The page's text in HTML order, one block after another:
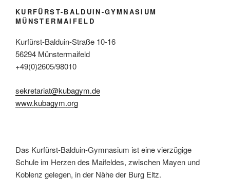
KURFÜRST-BALDUIN-GYMNASIUM
MÜNSTERMAIFELD
Kurfürst-Balduin-Straße 10-16
56294 Münstermaifeld
+49(0)2605/98010
sekretariat@kubagym.de
www.kubagym.org
Das Kurfürst-Balduin-Gymnasium ist eine vierzügige
Schule im Herzen des Maifeldes, zwischen Mayen und
Koblenz gelegen, in der Nähe der Burg Eltz.